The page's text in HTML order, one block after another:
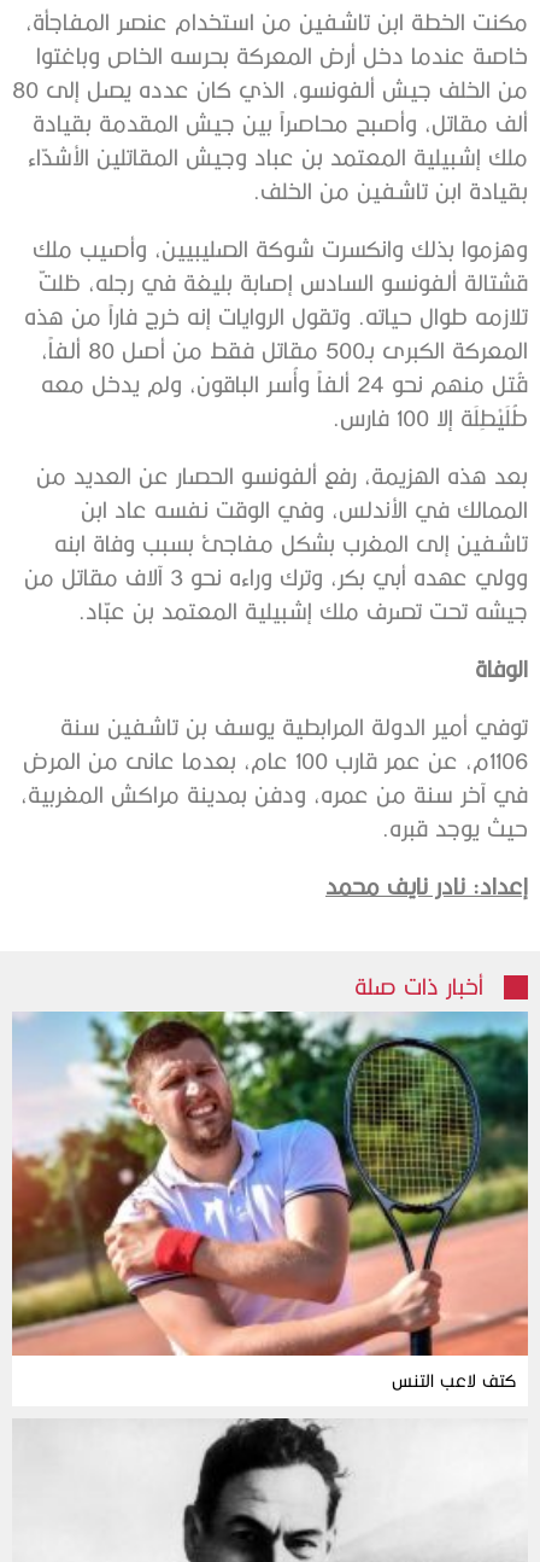
مكنت الخطة ابن تاشفين من استخدام عنصر المفاجأة،
خاصة عندما دخل أرض المعركة بحرسه الخاص وباغتوا
من الخلف جيش ألفونسو، الذي كان عدده يصل إلى 80
ألف مقاتل، وأصبح محاصراً بين جيش المقدمة بقيادة
ملك إشبيلية المعتمد بن عباد وجيش المقاتلين الأشدّاء
بقيادة ابن تاشفين من الخلف.
وهزموا بذلك وانكسرت شوكة الصليبيين، وأصيب ملك
قشتالة ألفونسو السادس إصابة بليغة في رجله، ظلتّ
تلازمه طوال حياته. وتقول الروايات إنه خرج فاراً من هذه
المعركة الكبرى بـ500 مقاتل فقط من أصل 80 ألفاً،
قُتل منهم نحو 24 ألفاً وأُسر الباقون، ولم يدخل معه
طُلَيْطِلَة إلا 100 فارس.
بعد هذه الهزيمة، رفع ألفونسو الحصار عن العديد من
الممالك في الأندلس، وفي الوقت نفسه عاد ابن
تاشفين إلى المغرب بشكل مفاجئ بسبب وفاة ابنه
وولي عهده أبي بكر، وترك وراءه نحو 3 آلاف مقاتل من
جيشه تحت تصرف ملك إشبيلية المعتمد بن عبّاد.
الوفاة
توفي أمير الدولة المرابطية يوسف بن تاشفين سنة
1106م، عن عمر قارب 100 عام، بعدما عانى من المرض
في آخر سنة من عمره، ودفن بمدينة مراكش المغربية،
حيث يوجد قبره.
إعداد: نادر نايف محمد
أخبار ذات صلة
كتف لاعب التنس